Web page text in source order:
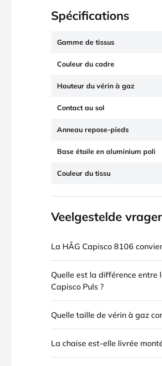
Spécifications
Gamme de tissus
Couleur du cadre
Hauteur du vérin à gaz
Contact au sol
Anneau repose-pieds
Base étoile en aluminium poli
Couleur du tissu
Veelgestelde
La HÅG Capisco 8106
Quelle est la différence entre
Capisco Puls ?
Quelle taille de vérin à gaz
La chaise est-elle livrée